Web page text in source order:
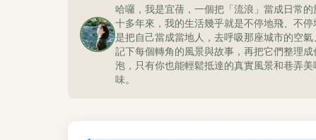
哈囉，我是宜蒨，一個把「流浪」當成日常
十多年來，我的生活幾乎就是不停地飛、不
是把自己當成當地人，去呼吸那座城市的空
記下每個轉角的風景與故事，再把它們整理
泡，只有你也能輕鬆抵達的真實風景和巷弄
味。